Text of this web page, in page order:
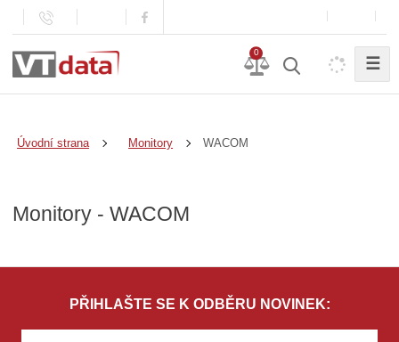
0
☰
Úvodní strana Monitory WACOM
Monitory - WACOM
PŘIHLAŠTE SE K ODBĚRU NOVINEK: